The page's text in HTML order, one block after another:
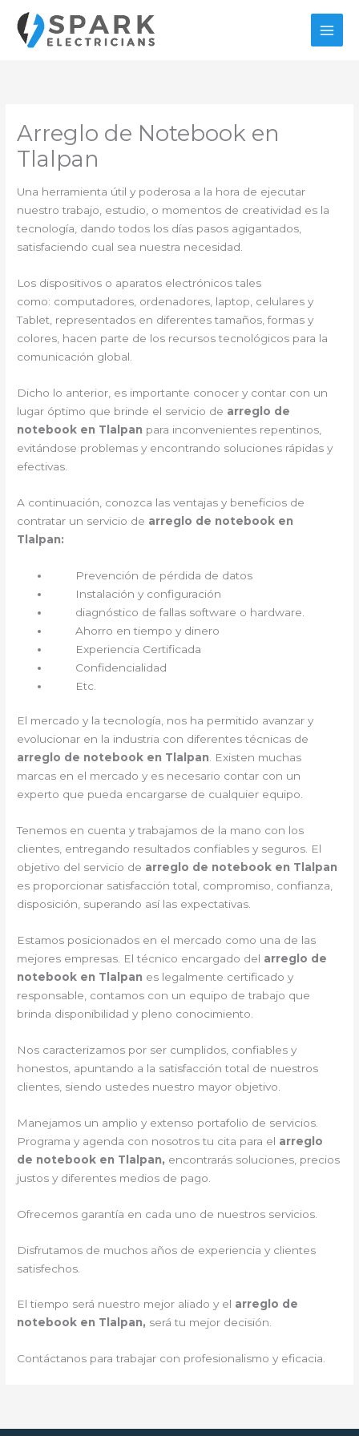
contenido
Arreglo de Notebook en
Tlalpan
Una herramienta útil y poderosa a la hora de ejecutar
nuestro trabajo, estudio, o momentos de creatividad es la
tecnología, dando todos los días pasos agigantados,
satisfaciendo cual sea nuestra necesidad.
Los dispositivos o aparatos electrónicos tales
como: computadores, ordenadores, laptop, celulares y
Tablet, representados en diferentes tamaños, formas y
colores, hacen parte de los recursos tecnológicos para la
comunicación global.
Dicho lo anterior, es importante conocer y contar con un
lugar óptimo que brinde el servicio de arreglo de
notebook en Tlalpan para inconvenientes repentinos,
evitándose problemas y encontrando soluciones rápidas y
efectivas.
A continuación, conozca las ventajas y beneficios de
contratar un servicio de arreglo de notebook en
Tlalpan:
Prevención de pérdida de datos
Instalación y configuración
diagnóstico de fallas software o hardware.
Ahorro en tiempo y dinero
Experiencia Certificada
Confidencialidad
Etc.
El mercado y la tecnología, nos ha permitido avanzar y
evolucionar en la industria con diferentes técnicas de
arreglo de notebook en Tlalpan. Existen muchas
marcas en el mercado y es necesario contar con un
experto que pueda encargarse de cualquier equipo.
Tenemos en cuenta y trabajamos de la mano con los
clientes, entregando resultados confiables y seguros. El
objetivo del servicio de arreglo de notebook en Tlalpan
es proporcionar satisfacción total, compromiso, confianza,
disposición, superando así las expectativas.
Estamos posicionados en el mercado como una de las
mejores empresas. El técnico encargado del arreglo de
notebook en Tlalpan es legalmente certificado y
responsable, contamos con un equipo de trabajo que
brinda disponibilidad y pleno conocimiento.
Nos caracterizamos por ser cumplidos, confiables y
honestos, apuntando a la satisfacción total de nuestros
clientes, siendo ustedes nuestro mayor objetivo.
Manejamos un amplio y extenso portafolio de servicios.
Programa y agenda con nosotros tu cita para el arreglo
de notebook en Tlalpan, encontrarás soluciones, precios
justos y diferentes medios de pago.
Ofrecemos garantía en cada uno de nuestros servicios.
Disfrutamos de muchos años de experiencia y clientes
satisfechos.
El tiempo será nuestro mejor aliado y el arreglo de
notebook en Tlalpan, será tu mejor decisión.
Contáctanos para trabajar con profesionalismo y eficacia.